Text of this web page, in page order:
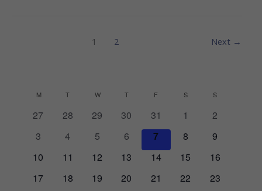
1 2 Next →
Calendar
Pasākumi
M
T
W
T
F
S
S
0
27
0
28
0
29
0
events
30
0
events
31
01
0
2
0
3
0
4
0
5
0
events
6
0
events
7
0
8
0
9
0
10
0
11
0
12
0
13
0
14
0
15
0
16
0
17
0
18
0
19
0
20
0
21
0
22
0
23